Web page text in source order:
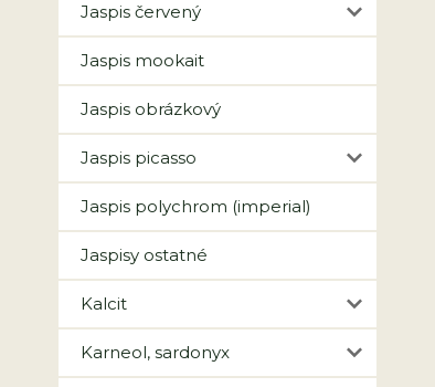
Jaspis červený
Jaspis mookait
Jaspis obrázkový
Jaspis picasso
Jaspis polychrom (imperial)
Jaspisy ostatné
Kalcit
Karneol, sardonyx